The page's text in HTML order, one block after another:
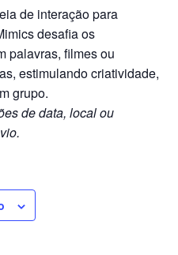
de interação para
desafia os
palavras, filmes ou
estimulando criatividade,
grupo.
de data, local ou